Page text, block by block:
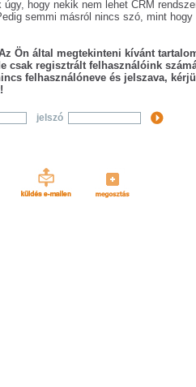
hogy nekik nem lehet CRM
semmi másról nincs szó, mint hogy
Ön által megtekinteni kívánt
csak regisztrált felhasználóink
felhasználóneve és jelszava,
!
jelszó